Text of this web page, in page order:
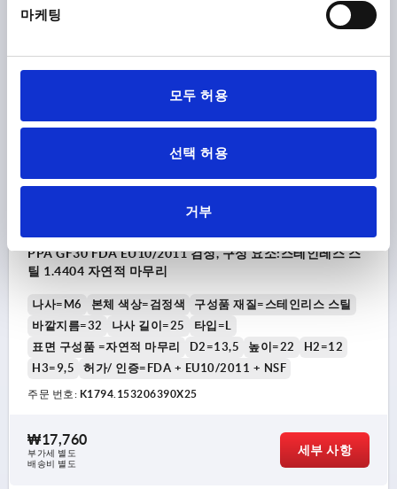
마케팅
모두 허용
선택 허용
거부
₩16,840
부가세 별도
세부 사항
팜 그립 내고온성, 스틸 부쉬 있음, 타입:L M06X25, D1=32,
PPA GF30 FDA EU10/2011 검정, 구성 요소:스테인레스 스
틸 1.4404 자연적 마무리
나사=M6 본체 색상=검정색
구성품 재질=스테인리스 스틸
바깥지름=32
나사 길이=25
타입=L
표면 구성품 =자연적 마무리
D2=13,5 높이=22
H2=12
H3=9,5
허가/ 인증=FDA + EU10/2011 + NSF
주문 번호: K1794.153206390X25
₩17,760
부가세 별도
배송비 별도
세부 사항